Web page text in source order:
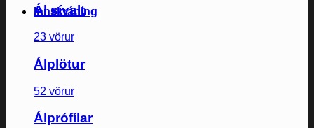
Innskráning
Ál sívalt
23 vörur
Álplötur
52 vörur
Álprófílar